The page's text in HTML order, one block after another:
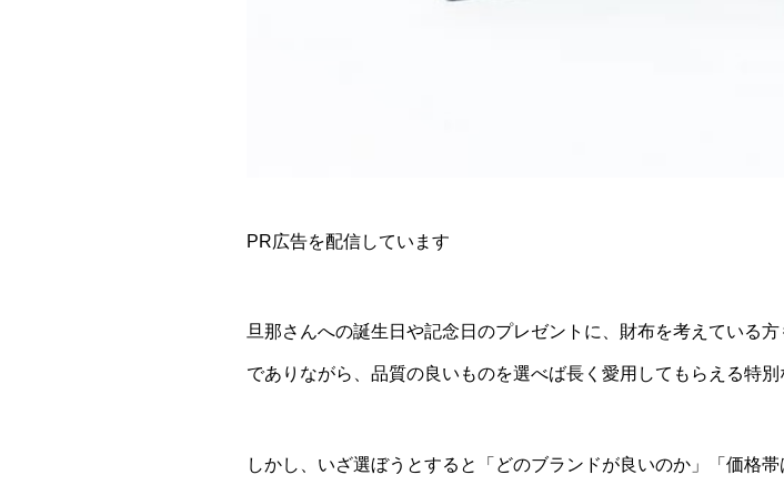
PR広告を配信しています
旦那さんへの誕生日や記念日のプレゼントに、財布を考えている
でありながら、品質の良いものを選べば長く愛用してもらえる特別
しかし、いざ選ぼうとすると「どのブランドが良いのか」「価格